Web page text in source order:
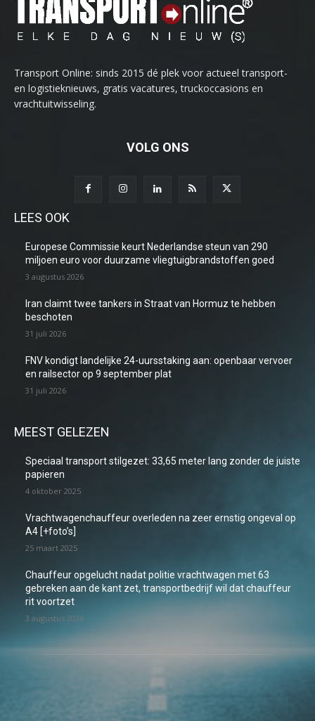
Transport Online: sinds 2015 dé plek voor actueel transport-
en logistieknieuws, gratis vacatures, truckoccasions en
vrachtuitwisseling.
VOLG ONS
LEES OOK
Europese Commissie keurt Nederlandse steun van 290
miljoen euro voor duurzame vliegtuigbrandstoffen goed
3 augustus 2026
Iran claimt twee tankers in Straat van Hormuz te hebben
beschoten
31 juli 2026
FNV kondigt landelijke 24-uursstaking aan: openbaar vervoer
en railsector op 9 september plat
31 juli 2026
MEEST GELEZEN
Speciaal transport stilgezet: 33,65 meter lang zonder de juiste
papieren
4 oktober 2025
Vrachtwagenchauffeur overleden na zeer ernstig ongeval op
A4 [+foto’s]
25 maart 2025
Chauffeur opgelucht nadat politie vrachtwagen met 63
gebreken aan de kant zet, transportbedrijf wil dat chauffeur
rit voortzet
3 augustus 2026